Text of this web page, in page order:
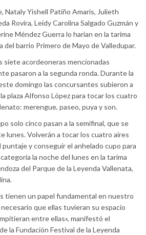
Nataly Yishell Patiño Amaris, Julieth
Rovira, Leidy Carolina Salgado Guzmán y
Méndez Guerra lo harían en la tarima
del barrio Primero de Mayo de Valledupar.
siete acordeoneras mencionadas
pasaron a la segunda ronda. Durante la
domingo las concursantes subieron a
plaza Alfonso López para tocar los cuatro
merengue, paseo, puya y son.
solo cinco pasan a la semifinal, que se
lunes. Volverán a tocar los cuatro aires
puntaje y conseguir el anhelado cupo para
la noche del lunes en la tarima
del Parque de la Leyenda Vallenata,
tienen un papel fundamental en nuestro
que ellas tuvieran su espacio
entre ellas», manifestó el
la Fundación Festival de la Leyenda